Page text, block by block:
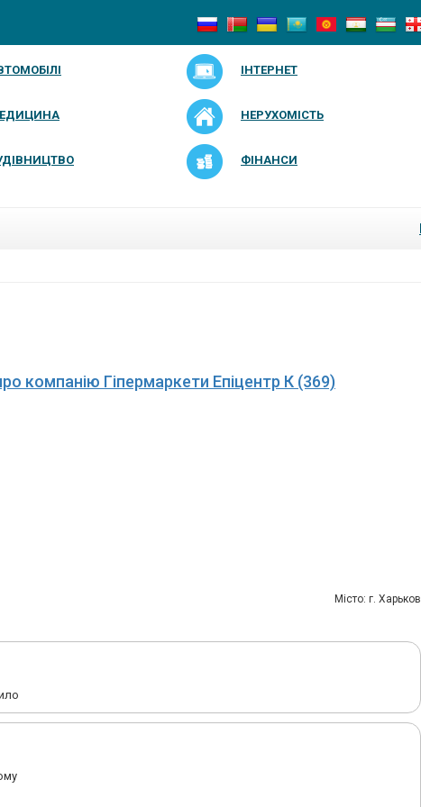
ІНТЕРНЕТ
НЕРУХОМІСТЬ
ФІНАНСИ
компанію Гіпермаркети Епіцентр К (369)
Мiсто: г. Харьков